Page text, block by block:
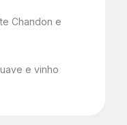
Chandon e
e vinho